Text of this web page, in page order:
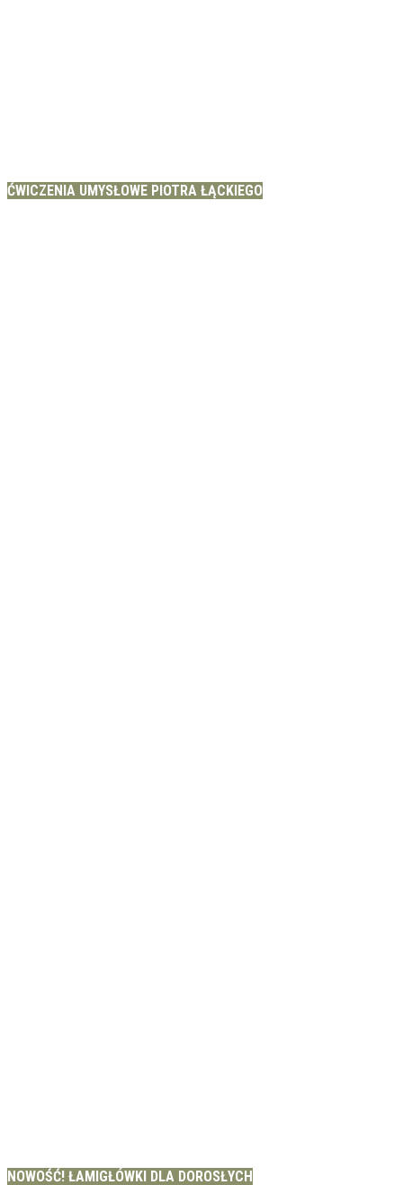
ĆWICZENIA UMYSŁOWE PIOTRA ŁĄCKIEGO
NOWOŚĆ! ŁAMIGŁÓWKI DLA DOROSŁYCH